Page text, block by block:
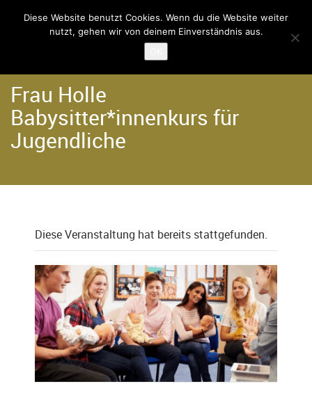
Termine
Frau Holle
Babysitter*innenkurs für
Jugendliche
Diese Veranstaltung hat bereits stattgefunden.
Diese Website benutzt Cookies. Wenn du die Website weiter
nutzt, gehen wir von deinem Einverständnis aus.